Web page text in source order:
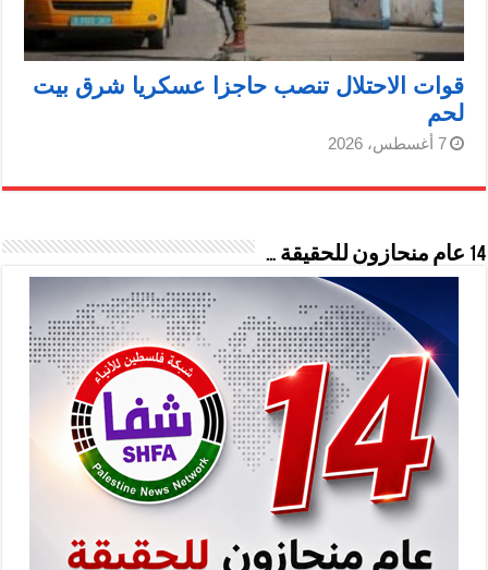
قوات الاحتلال تنصب حاجزا عسكريا شرق بيت
لحم
7 أغسطس، 2026
14 عام منحازون للحقيقة …